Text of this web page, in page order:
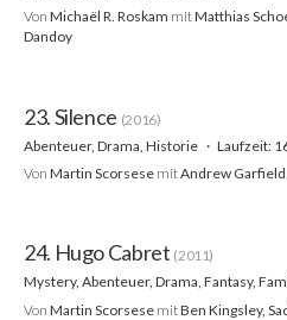
Von Michaël R. Roskam mitMatthias
Dandoy
23. Silence (2016)
Abenteuer, Drama, Historie
Laufzeit:
Von Martin Scorsese mitAndrew
24. Hugo Cabret (2011)
Mystery, Abenteuer, Drama, Fantasy,
Von Martin Scorsese mitBen Kingsley,